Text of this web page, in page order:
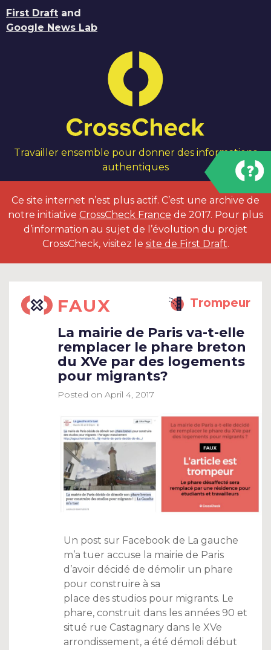
First Draft and
Google News Lab
Travailler ensemble pour donner des informations
authentiques
Ce site internet n’est plus actif. C’est une archive de
notre initiative CrossCheck France de 2017. Pour plus
d’information au sujet de l’évolution du projet
CrossCheck, visitez le site de First Draft.
FAUX Trompeur
La mairie de Paris va-t-elle
remplacer le phare breton
du XVe par des logements
pour migrants?
Posted on April 4, 2017
Un post sur Facebook de La gauche
m’a tuer accuse la mairie de Paris
d’avoir décidé de démolir un phare
pour construire à sa
place des studios pour migrants. Le
phare, construit dans les années 90 et
situé rue Castagnary dans le XVe
arrondissement, a été démoli début